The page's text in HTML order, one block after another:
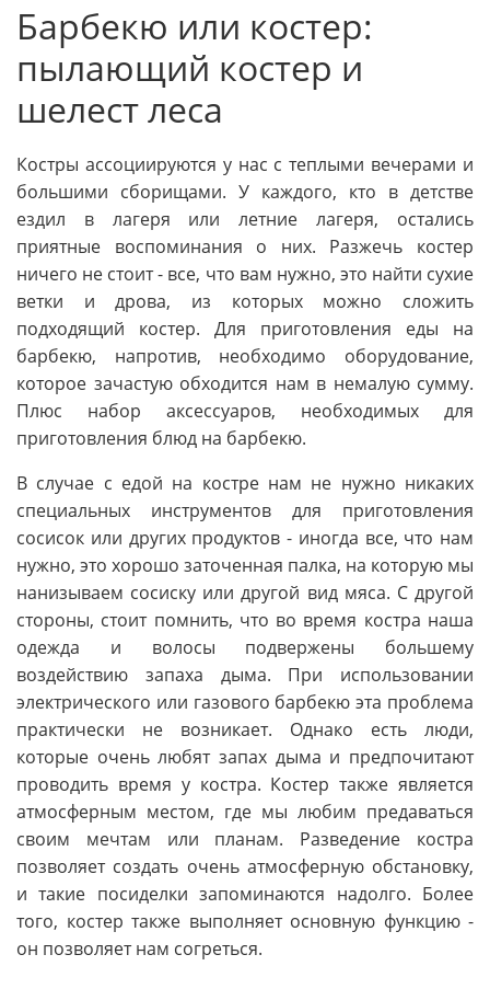
Барбекю или костер:
пылающий костер и
шелест леса
Костры ассоциируются у нас с теплыми вечерами и
большими сборищами. У каждого, кто в детстве
ездил в лагеря или летние лагеря, остались
приятные воспоминания о них. Разжечь костер
ничего не стоит - все, что вам нужно, это найти сухие
ветки и дрова, из которых можно сложить
подходящий костер. Для приготовления еды на
барбекю, напротив, необходимо оборудование,
которое зачастую обходится нам в немалую сумму.
Плюс набор аксессуаров, необходимых для
приготовления блюд на барбекю.
В случае с едой на костре нам не нужно никаких
специальных инструментов для приготовления
сосисок или других продуктов - иногда все, что нам
нужно, это хорошо заточенная палка, на которую мы
нанизываем сосиску или другой вид мяса. С другой
стороны, стоит помнить, что во время костра наша
одежда и волосы подвержены большему
воздействию запаха дыма. При использовании
электрического или газового барбекю эта проблема
практически не возникает. Однако есть люди,
которые очень любят запах дыма и предпочитают
проводить время у костра. Костер также является
атмосферным местом, где мы любим предаваться
своим мечтам или планам. Разведение костра
позволяет создать очень атмосферную обстановку,
и такие посиделки запоминаются надолго. Более
того, костер также выполняет основную функцию -
он позволяет нам согреться.